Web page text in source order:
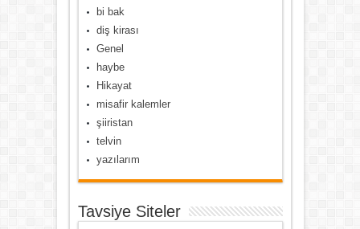
bi bak
diş kirası
Genel
haybe
Hikayat
misafir kalemler
şiiristan
telvin
yazılarım
Tavsiye Siteler